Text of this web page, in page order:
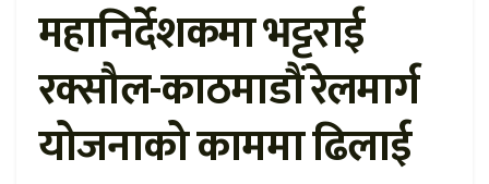
महानिर्देशकमा भट्टराई
रक्सौल-काठमाडौं रेलमार्ग
योजनाको काममा ढिलाई